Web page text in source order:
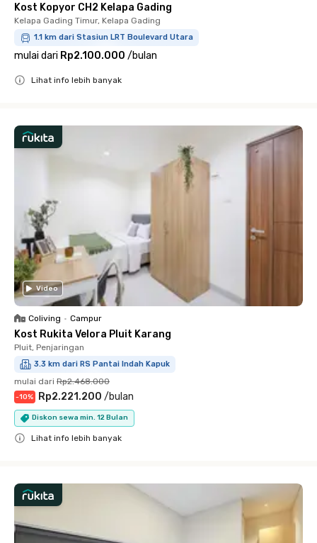
Kost Kopyor CH2 Kelapa Gading
Kelapa Gading Timur, Kelapa Gading
1.1 km dari Stasiun LRT Boulevard Utara
mulai dari Rp2.100.000 /bulan
Lihat info lebih banyak
Video
Coliving • Campur
Kost Rukita Velora Pluit Karang
Pluit, Penjaringan
3.3 km dari RS Pantai Indah Kapuk
mulai dari Rp2.468.000
-10% Rp2.221.200 /bulan
Diskon sewa min. 12 Bulan
Lihat info lebih banyak